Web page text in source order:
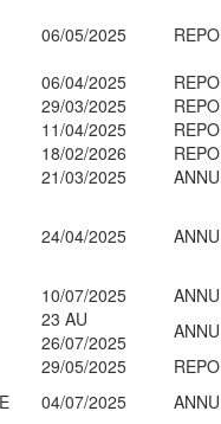
06/05/2025
06/04/2025
29/03/2025
11/04/2025
18/02/2026
21/03/2025
24/04/2025
10/07/2025
23 AU
26/07/2025
29/05/2025
04/07/2025